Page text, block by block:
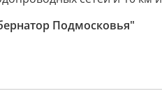
Подмосковья"